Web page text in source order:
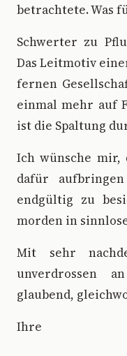
betrachtete. Was
Schwerter zu
Das Leitmotiv
fernen
einmal mehr auf
ist die Spaltung
Ich wünsche mir,
dafür
endgültig zu
morden in
Mit sehr
unverdrossen
glaubend,
Ihre